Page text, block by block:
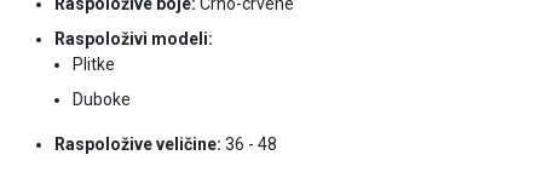
Raspoloživi modeli:
Plitke
Duboke
Raspoložive veličine: 36 - 48